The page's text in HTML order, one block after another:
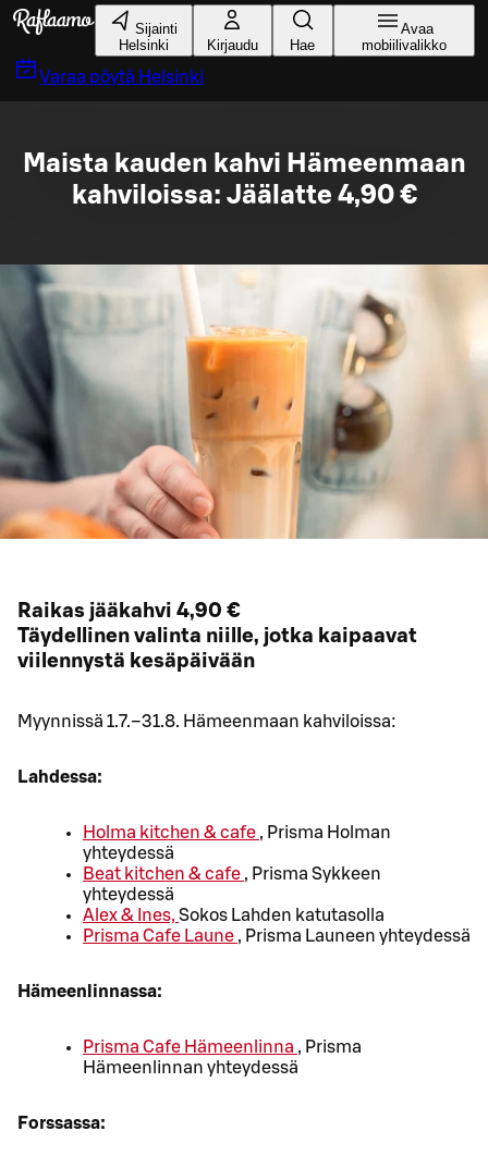
Siirry pääsisältöön
Sijainti
Helsinki
Kirjaudu Hae
Avaa
mobiilivalikko
Varaa pöytä Helsinki
Maista kauden kahvi Hämeenmaan
kahviloissa: Jäälatte 4,90 €
Raikas jääkahvi 4,90 €
Täydellinen valinta niille, jotka kaipaavat
viilennystä kesäpäivään
Myynnissä 1.7.–31.8. Hämeenmaan kahviloissa:
Lahdessa:
Holma kitchen & cafe , Prisma Holman
yhteydessä
Beat kitchen & cafe , Prisma Sykkeen
yhteydessä
Alex & Ines, Sokos Lahden katutasolla
Prisma Cafe Laune , Prisma Launeen yhteydessä
Hämeenlinnassa:
Prisma Cafe Hämeenlinna , Prisma
Hämeenlinnan yhteydessä
Forssassa: